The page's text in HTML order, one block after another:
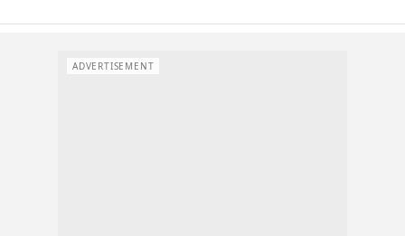
ADVERTISEMENT